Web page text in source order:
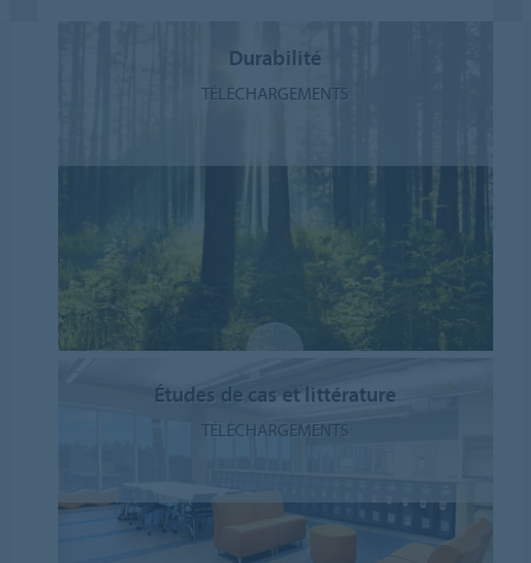
Durabilité
TÉLÉCHARGEMENTS
Études de cas et littérature
TÉLÉCHARGEMENTS